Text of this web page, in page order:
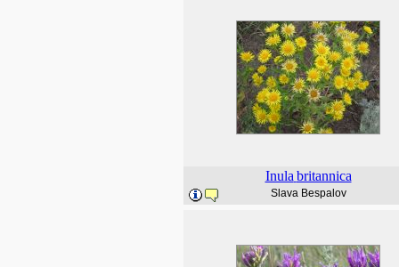
Inula britannica
Slava Bespalov